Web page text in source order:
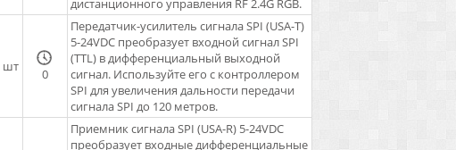
дистанционного управления RF 2.4G RGB.
шт 0
Передатчик-усилитель сигнала SPI (USA-T)
5-24VDC преобразует входной сигнал SPI
(TTL) в дифференциальный выходной
сигнал. Используйте его с контроллером
SPI для увеличения дальности передачи
сигнала SPI до 120 метров.
Приемник сигнала SPI (USA-R) 5-24VDC
преобразует входные дифференциальные